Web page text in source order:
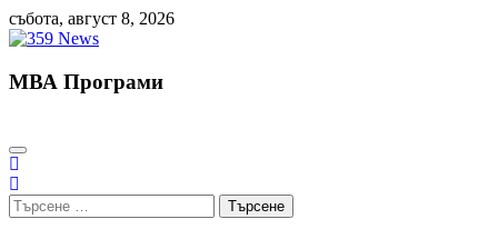
Skip
to
събота, август 8, 2026
МВА Програми
Търсене
за: